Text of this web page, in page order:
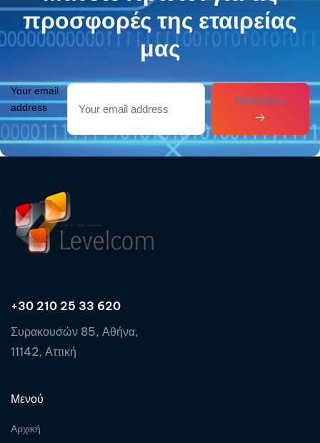
προσφορές της εταιρείας
μας
Your email
address
Subcribes
+30 210 25 33 620
Συρακουσών 85, Αθήνα,
11142, Αττική
Μενού
Αρχική